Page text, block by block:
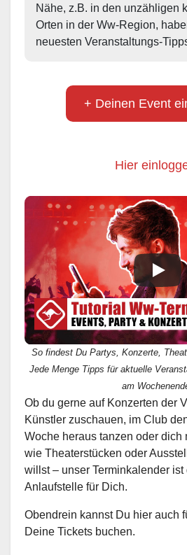
Nähe, z.B. in den unzähligen
Orten in der Ww-Region,
neuesten Veranstaltungs-
+ Deinen Event
Hier
So findest Du Partys, Konzerte,
Jede Menge Tipps für aktuelle
am
Ob du gerne auf Konzerten der
Künstler zuschauen, im Club
Woche heraus tanzen oder dich
wie Theaterstücken oder
willst – unser Terminkalender ist
Anlaufstelle für Dich.
Obendrein kannst Du hier auch
Deine Tickets buchen.